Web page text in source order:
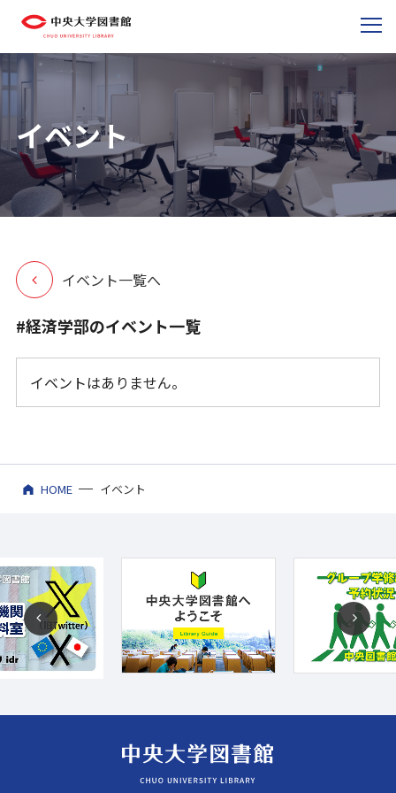
イベント
イベント一覧へ
#経済学部のイベント一覧
イベントはありません。
HOME イベント